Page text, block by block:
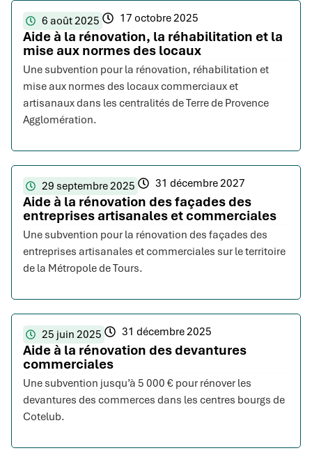
6 août 2025 17 octobre 2025
Aide à la rénovation, la réhabilitation et la
mise aux normes des locaux
Une subvention pour la rénovation, réhabilitation et
mise aux normes des locaux commerciaux et
artisanaux dans les centralités de Terre de Provence
Agglomération.
29 septembre 2025 31 décembre 2027
Aide à la rénovation des façades des
entreprises artisanales et commerciales
Une subvention pour la rénovation des façades des
entreprises artisanales et commerciales sur le territoire
de la Métropole de Tours.
25 juin 2025 31 décembre 2025
Aide à la rénovation des devantures
commerciales
Une subvention jusqu’à 5 000 € pour rénover les
devantures des commerces dans les centres bourgs de
Cotelub.